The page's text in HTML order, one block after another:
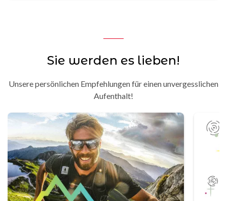
Sie werden es lieben!
Unsere persönlichen Empfehlungen für einen unvergesslichen
Aufenthalt!